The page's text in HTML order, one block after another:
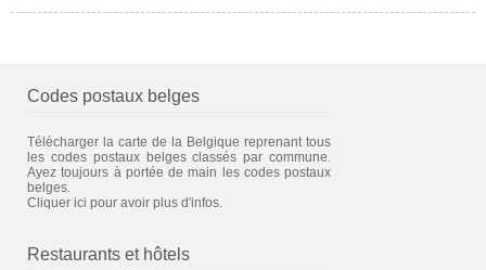
Codes postaux belges
Télécharger la carte de la Belgique reprenant tous
les codes postaux belges classés par commune.
Ayez toujours à portée de main les codes postaux
belges.
Cliquer ici pour avoir plus d'infos.
Restaurants et hôtels